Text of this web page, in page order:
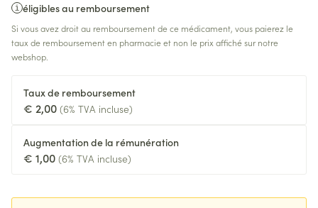
éligibles au remboursement
Si vous avez droit au remboursement de ce médicament, vous paierez le
taux de remboursement en pharmacie et non le prix affiché sur notre
webshop.
Taux de remboursement
€ 2,00 (6% TVA incluse)
Augmentation de la rémunération
€ 1,00 (6% TVA incluse)